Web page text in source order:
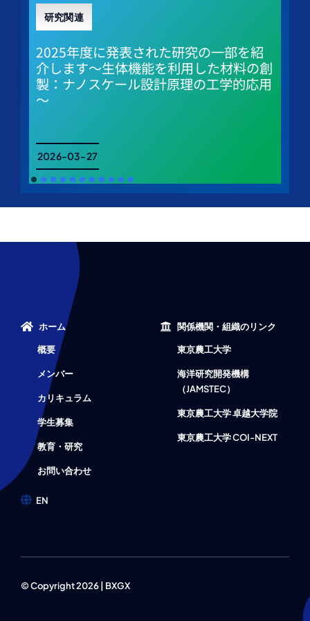
研究関連
2025年度に発表された研究の一部を紹
介します～生体機能を利用した材料の創
製：ナノスケール設計原理の工学的応用
～
2026-03-27
ホーム
概要
メンバー
カリキュラム
学生募集
教育・研究
お問い合わせ
EN
関係機関・組織のリンク
東京農工大学
海洋研究開発機構
（JAMSTEC）
東京農工大学 卓越大学院
東京農工大学 COI-NEXT
© Copyright 2026 | BXGX